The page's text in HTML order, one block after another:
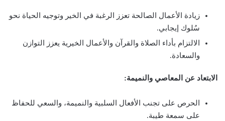
زيادة الأعمال الصالحة تعزز الرغبة في الخير وتوجيه الحياة نحو
سُلوك إيجابي.
الالتزام بأداء الصلاة والقرآن والأعمال الخيرية يعزز التوازن
والسعادة.
الابتعاد عن المعاصي والنميمة:
الحرص على تجنب الأفعال السلبية والنميمة، والسعي للحفاظ
على سمعة طيبة.